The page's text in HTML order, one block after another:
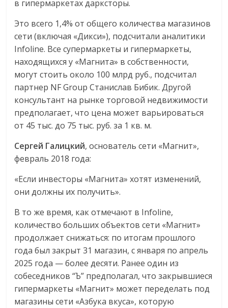
в гипермаркетах дарксторы.
Это всего 1,4% от общего количества магазинов
сети (включая «Дикси»), подсчитали аналитики
Infoline. Все супермаркеты и гипермаркеты,
находящихся у «Магнита» в собственности,
могут стоить около 100 млрд руб., подсчитал
партнер NF Group Станислав Бибик. Другой
консультант на рынке торговой недвижимости
предполагает, что цена может варьироваться
от 45 тыс. до 75 тыс. руб. за 1 кв. м.
Сергей Галицкий, основатель сети «Магнит»,
февраль 2018 года:
«Если инвесторы «Магнита» хотят изменений,
они должны их получить».
В то же время, как отмечают в Infoline,
количество больших объектов сети «Магнит»
продолжает снижаться: по итогам прошлого
года был закрыт 31 магазин, с января по апрель
2025 года — более десяти. Ранее один из
собеседников “Ъ” предполагал, что закрывшиеся
гипермаркеты «Магнит» может переделать под
магазины сети «Азбука вкуса», которую